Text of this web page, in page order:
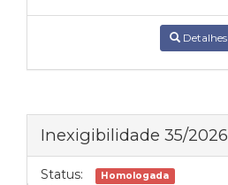
Detalhes
Inexigibilidade 35/2026
Status: Homologada